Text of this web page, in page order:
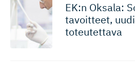
EK:n Oksala:
tavoitteet,
toteutettava